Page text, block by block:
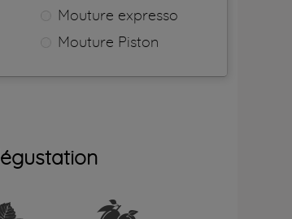
Mouture expresso
Mouture Piston